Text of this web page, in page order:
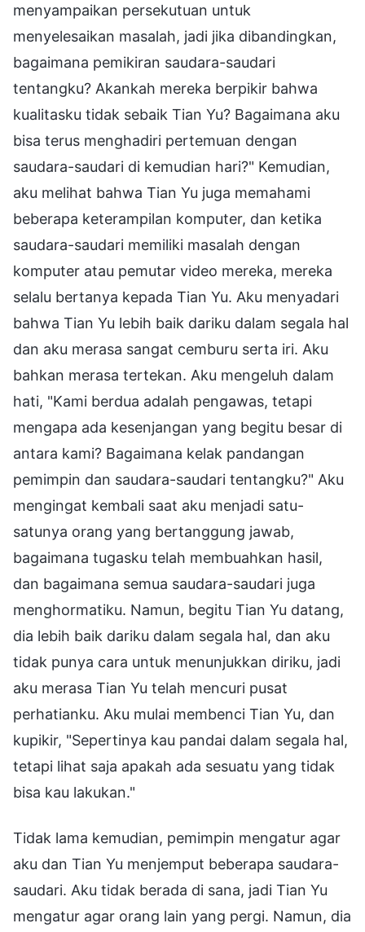
menyampaikan persekutuan untuk
menyelesaikan masalah, jadi jika dibandingkan,
bagaimana pemikiran saudara-saudari
tentangku? Akankah mereka berpikir bahwa
kualitasku tidak sebaik Tian Yu? Bagaimana aku
bisa terus menghadiri pertemuan dengan
saudara-saudari di kemudian hari?" Kemudian,
aku melihat bahwa Tian Yu juga memahami
beberapa keterampilan komputer, dan ketika
saudara-saudari memiliki masalah dengan
komputer atau pemutar video mereka, mereka
selalu bertanya kepada Tian Yu. Aku menyadari
bahwa Tian Yu lebih baik dariku dalam segala hal
dan aku merasa sangat cemburu serta iri. Aku
bahkan merasa tertekan. Aku mengeluh dalam
hati, "Kami berdua adalah pengawas, tetapi
mengapa ada kesenjangan yang begitu besar di
antara kami? Bagaimana kelak pandangan
pemimpin dan saudara-saudari tentangku?" Aku
mengingat kembali saat aku menjadi satu-
satunya orang yang bertanggung jawab,
bagaimana tugasku telah membuahkan hasil,
dan bagaimana semua saudara-saudari juga
menghormatiku. Namun, begitu Tian Yu datang,
dia lebih baik dariku dalam segala hal, dan aku
tidak punya cara untuk menunjukkan diriku, jadi
aku merasa Tian Yu telah mencuri pusat
perhatianku. Aku mulai membenci Tian Yu, dan
kupikir, "Sepertinya kau pandai dalam segala hal,
tetapi lihat saja apakah ada sesuatu yang tidak
bisa kau lakukan."
Tidak lama kemudian, pemimpin mengatur agar
aku dan Tian Yu menjemput beberapa saudara-
saudari. Aku tidak berada di sana, jadi Tian Yu
mengatur agar orang lain yang pergi. Namun, dia